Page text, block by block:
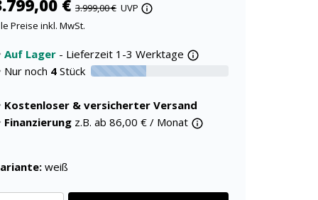
€ 3.999,00 € UVP
Preise inkl. MwSt.
Auf Lager - Lieferzeit 1-3 Werktage
Nur noch 4 Stück 40% verfügbar
Kostenloser & versicherter Versand
Finanzierung z.B. ab 86,00 € / Monat
weiß